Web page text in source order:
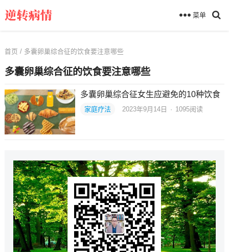
菜单
首页 / 多囊卵巢综合征的饮食要注意哪些
多囊卵巢综合征的饮食要注意哪些
多囊卵巢综合征女生应避免的10种饮食
家庭疗法 2023年9月14日 · 1095阅读